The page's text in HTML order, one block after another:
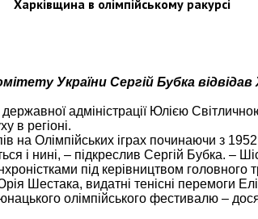
Харківщина в олімпійському ракурсі
України Сергій Бубка відвідав
державної адміністрації Юлією
в регіоні.
на Олімпійських іграх починаючи з
і нині, – підкреслив Сергій Бубка. –
під керівництвом головного
Шестака, видатні тенісні перемоги
юнацького олімпійського фестивалю –